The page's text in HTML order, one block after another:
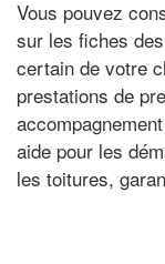
Vous pouvez
sur les fiches
certain de votre
prestations de
aide pour les
les toitures,